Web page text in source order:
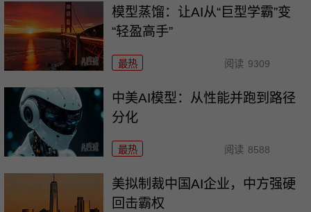
模型蒸馏：让AI从“巨型学霸”变
“轻盈高手”
最热 阅读 9309
中美AI模型：从性能并跑到路径
分化
最热 阅读 8588
美拟制裁中国AI企业，中方强硬
回击霸权